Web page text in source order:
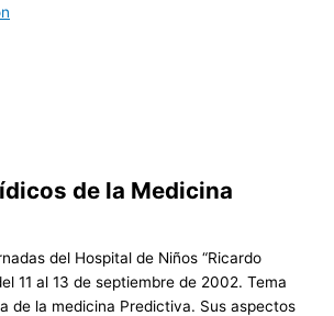
de la Medicina
del Hospital de Niños “Ricardo
11 al 13 de septiembre de 2002. Tema
de la medicina Predictiva. Sus aspectos